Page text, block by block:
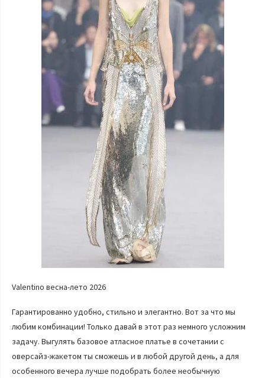
Valentino весна-лето 2026
Гарантированно удобно, стильно и элегантно. Вот за что мы
любим комбинации! Только давай в этот раз немного усложним
задачу. Выгулять базовое атласное платье в сочетании с
оверсайз-жакетом ты сможешь и в любой другой день, а для
особенного вечера лучше подобрать более необычную